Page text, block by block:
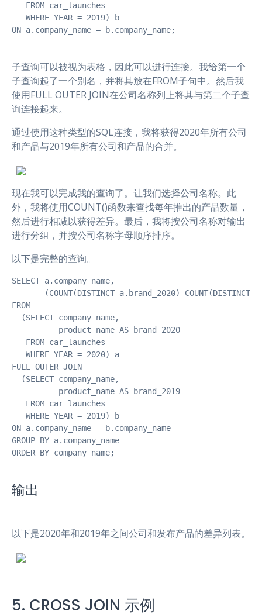
   FROM car_launches
   WHERE YEAR = 2019) b
ON a.company_name = b.company_name;
子查询可以被视为表格，因此可以进行连接。我给第一个
子查询起了一个别名，并将其放在FROM子句中。然后我
使用FULL OUTER JOIN在公司名称列上将其与第二个子查
询连接起来。
通过使用这种类型的SQL连接，我将获得2020年所有公司
和产品与2019年所有公司和产品的合并。
现在我可以完成我的查询了。让我们选择公司名称。此
外，我将使用COUNT()函数来查找每年推出的产品数量，
然后进行相减以获得差异。最后，我将按公司名称对输出
进行分组，并按公司名称字母顺序排序。
以下是完整的查询。
SELECT a.company_name,
(COUNT(DISTINCT a.brand_2020)-COUNT(DISTINCT
FROM
  (SELECT company_name,
          product_name AS brand_2020
   FROM car_launches
   WHERE YEAR = 2020) a
FULL OUTER JOIN
  (SELECT company_name,
          product_name AS brand_2019
   FROM car_launches
   WHERE YEAR = 2019) b
ON a.company_name = b.company_name
GROUP BY a.company_name
ORDER BY company_name;
输出
以下是2020年和2019年之间公司和发布产品的差异列表。
5. CROSS JOIN 示例